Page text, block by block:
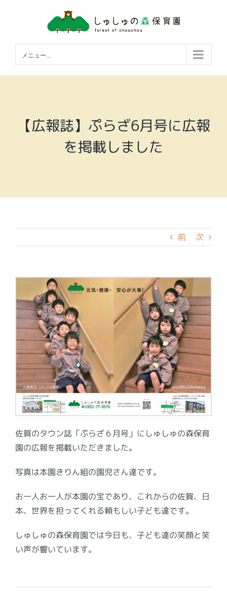
メニュー...
【広報誌】ぷらざ6月号に広報
を掲載しました
前 次
佐賀のタウン誌「ぷらざ６月号」にしゅしゅの森保育
園の広報を掲載いただきました。
写真は本園きりん組の園児さん達です。
お一人お一人が本園の宝であり、これからの佐賀、日
本、世界を担ってくれる頼もしい子ども達です。
しゅしゅの森保育園では今日も、子ども達の笑顔と笑
い声が響いています。